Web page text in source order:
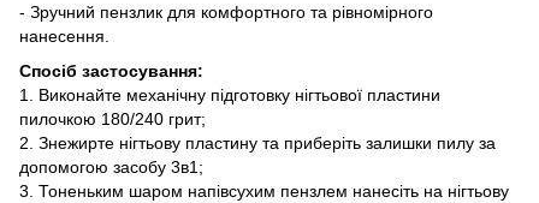
- Зручний пензлик для комфортного та рівномірного
нанесення.
Спосіб застосування:
1. Виконайте механічну підготовку нігтьової пластини
пилочкою 180/240 грит;
2. Знежирте нігтьову пластину та приберіть залишки пилу за
допомогою засобу 3в1;
3. Тоненьким шаром напівсухим пензлем нанесіть на нігтьову